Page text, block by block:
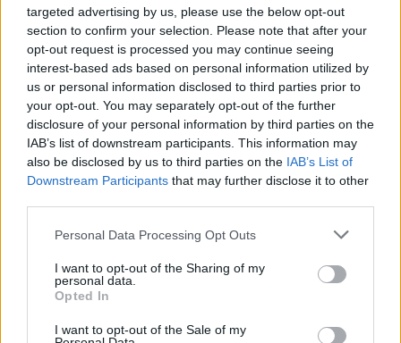
targeted advertising by us, please use the below opt-out
section to confirm your selection. Please note that after your
opt-out request is processed you may continue seeing
interest-based ads based on personal information utilized by
us or personal information disclosed to third parties prior to
your opt-out. You may separately opt-out of the further
disclosure of your personal information by third parties on the
IAB’s list of downstream participants. This information may
also be disclosed by us to third parties on the IAB’s List of
Downstream Participants that may further disclose it to other
Personal Data Processing Opt Outs
I want to opt-out of the Sharing of my
personal data.
Opted In
I want to opt-out of the Sale of my
Γρηγόρης Γκουντάρας: Το χιουμοριστικό
βίντεο και η συμβουλή στους παντρεμένους
CELEBRITIES